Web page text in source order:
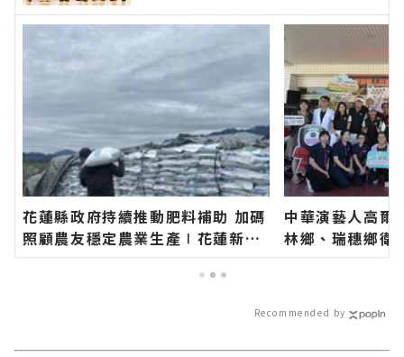
新的在地資訊！
花蓮縣政府持續推動肥料補助 加碼
照顧農友穩定農業生產∣花蓮新聞
網官方網站各類新聞－最快速的今
日新聞報導 最新的在地資訊！
中華演藝人高爾
林鄉、瑞穗鄉衛
長代表花蓮鄉
Recommended by